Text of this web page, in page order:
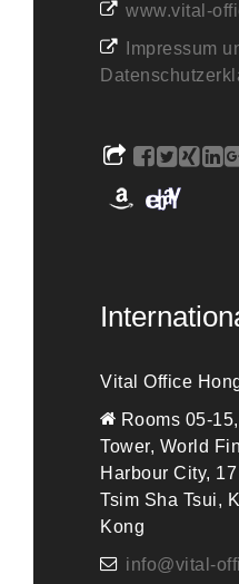
www.vital-
Impressum
Vital Office
Rooms 05-
Tower, World
Harbour City,
Tsim Sha Tsui,
Kong
info@vital-